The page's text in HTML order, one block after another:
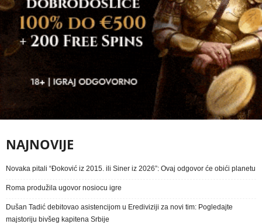
NAJNOVIJE
Novaka pitali “Đoković iz 2015. ili Siner iz 2026”: Ovaj odgovor će obići planetu
Roma produžila ugovor nosiocu igre
Dušan Tadić debitovao asistencijom u Erediviziji za novi tim: Pogledajte
majstoriju bivšeg kapitena Srbije